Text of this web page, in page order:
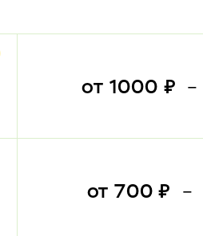
от 1000 ₽ —
от 700 ₽ —